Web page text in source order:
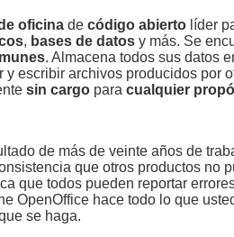
oficina de código abierto líder
, bases de datos y más. Se
. Almacena todos sus datos
y escribir archivos producidos por
sin cargo para cualquier
de más de veinte años de
que otros productos no
que todos pueden reportar
OpenOffice hace todo lo que
se haga.